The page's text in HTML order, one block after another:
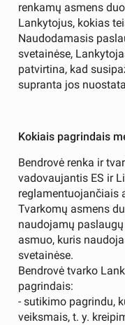
renkamų asmens
Lankytojus, kokias
Naudodamasis
svetainėse,
patvirtina, kad
supranta jos
Kokiais pagrindais
Bendrovė renka ir
vadovaujantis ES ir
reglamentuojančiais
Tvarkomų asmens
naudojamų
asmuo, kuris
svetainėse.
Bendrovė tvarko
pagrindais:
- sutikimo pagrindu,
veiksmais, t. y.